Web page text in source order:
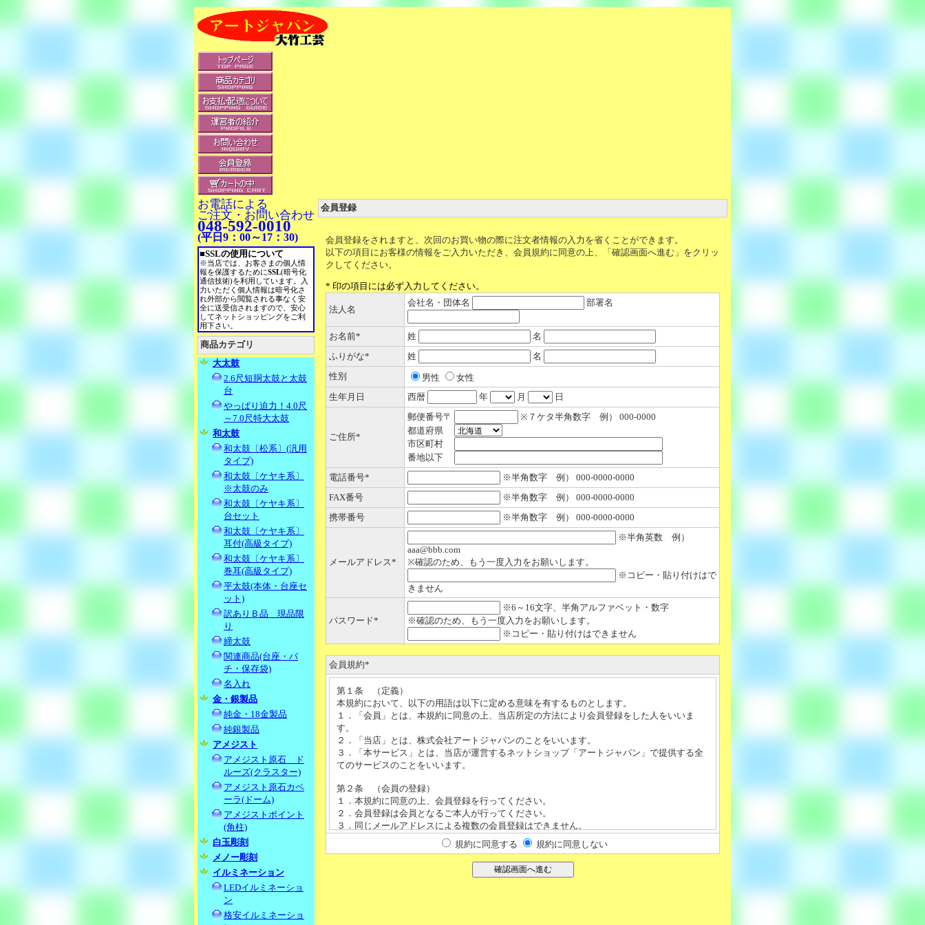
お電話による
ご注文・お問い合わせ
048-592-0010
(平日9：00～17：30)
■SSLの使用について
※当店では、お客さまの個人情
報を保護するためにSSL(暗号化
通信技術)を利用しています。入
力いただく個人情報は暗号化さ
れ外部から閲覧される事なく安
全に送受信されますので、安心
してネットショッピングをご利
用下さい。
商品カテゴリ
大太鼓
2.6尺短胴太鼓と太鼓
台
やっぱり迫力！4.0尺
～7.0尺特大太鼓
和太鼓
和太鼓〔松系〕(汎用
タイプ)
和太鼓〔ケヤキ系〕
※太鼓のみ
和太鼓〔ケヤキ系〕
台セット
和太鼓〔ケヤキ系〕
耳付(高級タイプ)
和太鼓〔ケヤキ系〕
巻耳(高級タイプ)
平太鼓(本体・台座セ
ット)
訳ありＢ品 現品限
り
締太鼓
関連商品(台座・バ
チ・保存袋)
名入れ
金・銀製品
純金・18金製品
純銀製品
アメジスト
アメジスト原石 ド
ルーズ(クラスター)
アメジスト原石カペ
ーラ(ドーム)
アメジストポイント
(角柱)
白玉彫刻
メノー彫刻
イルミネーション
LEDイルミネーショ
ン
格安イルミネーショ
会員登録
会員登録をされますと、次回のお買い物の際に注文者情報の入力を省くことができます。
以下の項目にお客様の情報をご入力いただき、会員規約に同意の上、「確認画面へ進む」をクリッ
クしてください。
* 印の項目には必ず入力してください。
法人名
会社名・団体名 部署名
お名前* 姓
名
ふりがな*
姓
名
性別
男性
女性
生年月日
西暦 年 月 日
ご住所*
郵便番号〒
※７ケタ半角数字 例） 000-0000
都道府県
市区町村
番地以下
電話番号*
※半角数字 例） 000-0000-0000
FAX番号
※半角数字 例） 000-0000-0000
携帯番号
※半角数字 例） 000-0000-0000
メールアドレス*
※半角英数 例）
aaa@bbb.com
※確認のため、もう一度入力をお願いします。
※コピー・貼り付けはで
きません
パスワード*
※6～16文字、半角アルファベット・数字
※確認のため、もう一度入力をお願いします。
※コピー・貼り付けはできません
会員規約*
第１条 （定義）
本規約において、以下の用語は以下に定める意味を有するものとします。
１．「会員」とは、本規約に同意の上、当店所定の方法により会員登録をした人をいいま
す。
２．「当店」とは、株式会社アートジャパンのことをいいます。
３．「本サービス」とは、当店が運営するネットショップ「アートジャパン」で提供する全
てのサービスのことをいいます。
第２条 （会員の登録）
１．本規約に同意の上、会員登録を行ってください。
２．会員登録は会員となるご本人が行ってください。
３．同じメールアドレスによる複数の会員登録はできません。
４．会員は、本サービスに登録したパスワードを第三者に開示、貸与、共有しないととも
に、第三者に知られないよう厳重に管理してください。第三者によって本サービスが利用さ
れたことにより生じた損害については、当店は一切責任を負わないものとします。
規約に同意する 規約に同意しない